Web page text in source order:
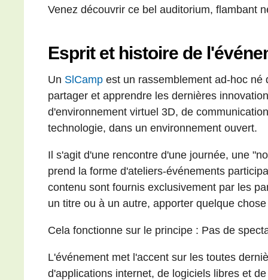
Venez découvrir ce bel auditorium, flambant
Esprit et histoire de
Un SlCamp est un rassemblement ad-hoc né
partager et apprendre les dernières
d'environnement virtuel 3D, de
technologie, dans un environnement ouvert.
Il s'agit d'une rencontre d'une journée, une
prend la forme d'ateliers-événements
contenu sont fournis exclusivement par les
un titre ou à un autre, apporter quelque
Cela fonctionne sur le principe : Pas de
L'événement met l'accent sur les toutes
d'applications internet, de logiciels libres et